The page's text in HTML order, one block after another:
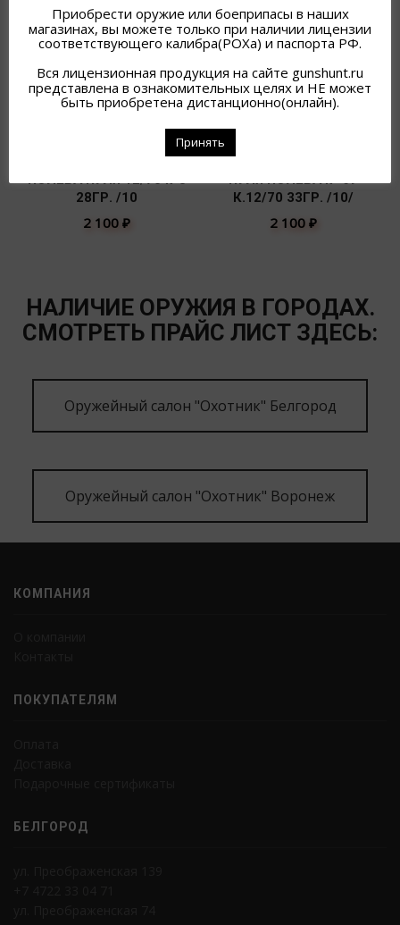
ПОЛЕВА ПУЛЯ 12/70 №3
28ГР. /10
2 100 ₽
ПУЛЯ ПОЛЕВА № 6У
К.12/70 33ГР. /10/
2 100 ₽
НАЛИЧИЕ ОРУЖИЯ В ГОРОДАХ.
СМОТРЕТЬ ПРАЙС ЛИСТ ЗДЕСЬ:
Оружейный салон "Охотник" Белгород
Оружейный салон "Охотник" Воронеж
КОМПАНИЯ
ПОКУПАТЕЛЯМ
БЕЛГОРОД
Приобрести оружие или боеприпасы в наших
магазинах, вы можете только при наличии лицензии
соответствующего калибра(РОХа) и паспорта РФ.
Вся лицензионная продукция на сайте gunshunt.ru
представлена в ознакомительных целях и НЕ может
быть приобретена дистанционно(онлайн).
Принять